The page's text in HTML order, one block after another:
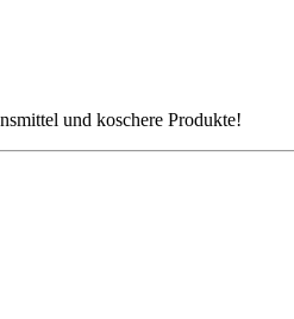
und koschere Produkte!